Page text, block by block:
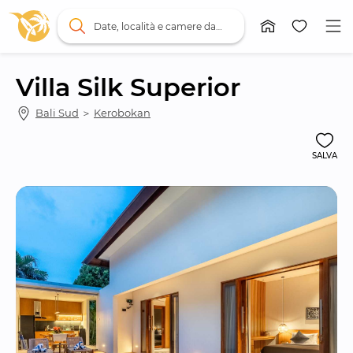
Villa Silk Superior
Bali Sud ＞ Kerobokan
SALVA